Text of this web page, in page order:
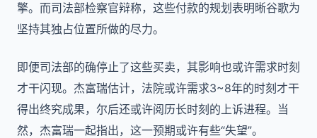
擎。而司法部检察官辩称，这些付款的规划表明晰谷歌为
坚持其独占位置所做的尽力。
即便司法部的确停止了这些买卖，其影响也或许需求时刻
才干闪现。杰富瑞估计，法院或许需求3~8年的时刻才干
得出终究成果，尔后还或许阅历长时刻的上诉进程。当
然，杰富瑞一起指出，这一预期或许有些“失望”。